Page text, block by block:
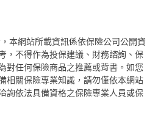
本網站所載資訊係依保險公司公開資
，不得作為投保建議、財務諮詢、保
對任何保險商品之推薦或背書。如您
相關保險專業知識，請勿僅依本網站
詢依法具備資格之保險專業人員或保